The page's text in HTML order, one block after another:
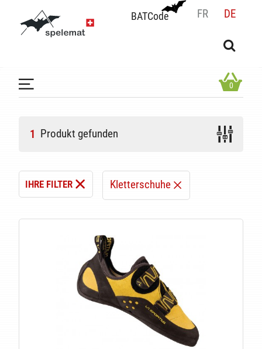
BATCode FR DE
BATCode
OK
0
1 Produkt gefunden
IHRE FILTER Kletterschuhe